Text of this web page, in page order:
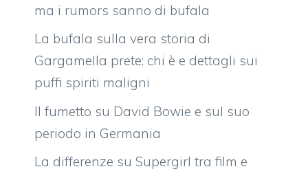
ma i rumors sanno di bufala
La bufala sulla vera storia di
Gargamella prete: chi è e dettagli sui
puffi spiriti maligni
Il fumetto su David Bowie e sul suo
periodo in Germania
La differenze su Supergirl tra film e